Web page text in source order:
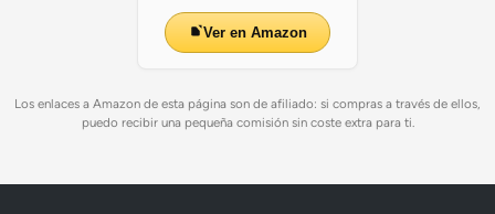
Ver en Amazon
Los enlaces a Amazon de esta página son de afiliado: si compras a través de ellos,
puedo recibir una pequeña comisión sin coste extra para ti.